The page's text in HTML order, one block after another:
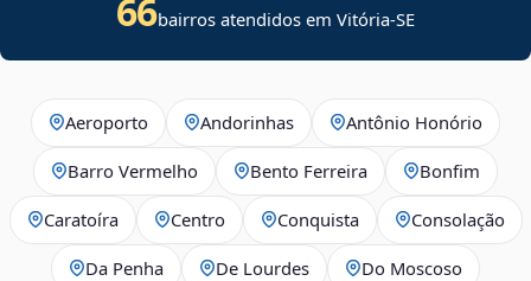
66bairros atendidos em Vitória-SE
Aeroporto Andorinhas Antônio Honório
Barro Vermelho Bento Ferreira Bonfim
Caratoíra Centro Conquista Consolação
Da Penha De Lourdes Do Moscoso